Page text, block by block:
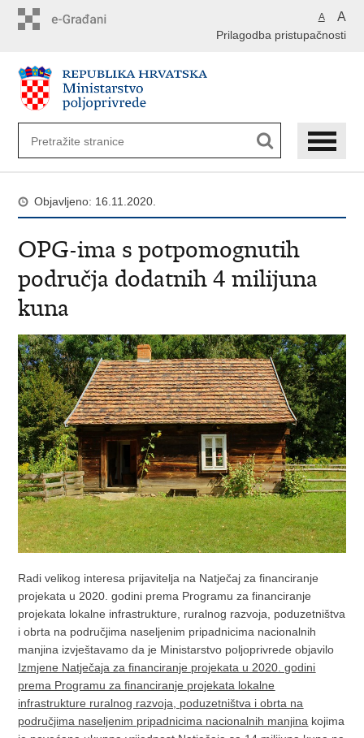
A A
Prilagodba pristupačnosti
Objavljeno: 16.11.2020.
OPG-ima s potpomognutih
područja dodatnih 4 milijuna
kuna
Radi velikog interesa prijavitelja na Natječaj za financiranje
projekata u 2020. godini prema Programu za financiranje
projekata lokalne infrastrukture, ruralnog razvoja, poduzetništva
i obrta na područjima naseljenim pripadnicima nacionalnih
manjina izvještavamo da je Ministarstvo poljoprivrede objavilo
Izmjene Natječaja za financiranje projekata u 2020. godini
prema Programu za financiranje projekata lokalne
infrastrukture ruralnog razvoja, poduzetništva i obrta na
područjima naseljenim pripadnicima nacionalnih manjina kojima